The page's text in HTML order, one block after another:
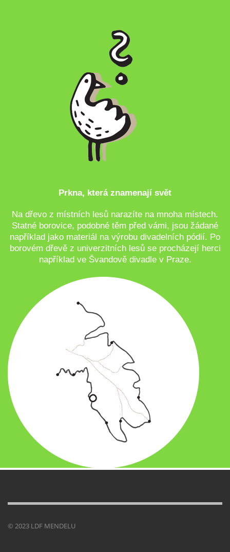
Prkna, která znamenají svět
Na dřevo z místních lesů narazíte na mnoha místech.
Statné borovice, podobné těm před vámi, jsou žádané
například jako materiál na výrobu divadelních pódií. Po
borovém dřevě z univerzitních lesů se procházejí herci
například ve Švandově divadle v Praze.
© 2023 LDF MENDELU